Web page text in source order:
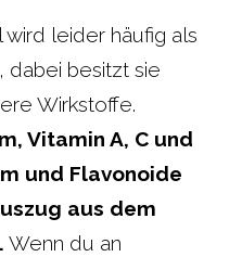
leider häufig als
dabei besitzt sie
Wirkstoffe.
Vitamin A, C und
und Flavonoide
aus dem
Wenn du an